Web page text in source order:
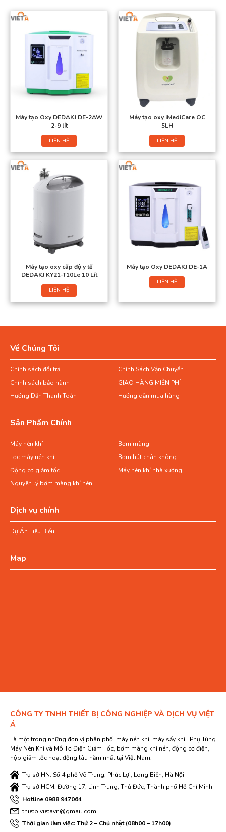
Máy tạo Oxy DEDAKJ DE-2AW
2-9 lít
LIÊN HỆ
Máy tạo oxy iMediCare OC
5LH
LIÊN HỆ
Máy tạo oxy cấp độ y tế
DEDAKJ KY21-T10Le 10 Lít
LIÊN HỆ
Máy tạo Oxy DEDAKJ DE-1A
LIÊN HỆ
Về Chúng Tôi
Chính sách đổi trả
Chính Sách Vận Chuyển
Chính sách bảo hành
GIAO HÀNG MIỄN PHÍ
Hướng Dẫn Thanh Toán
Hướng dẫn mua hàng
Sản Phẩm Chính
Máy nén khí
Bơm màng
Lọc máy nén khí
Bơm hút chân không
Động cơ giảm tốc
Máy nén khí nhà xưởng
Nguyên lý bơm màng khí nén
Dịch vụ chính
Dự Án Tiêu Biểu
Map
CÔNG TY TNHH THIẾT BỊ CÔNG NGHIỆP VÀ DỊCH VỤ VIỆT
Á
Là một trong những đơn vị phân phối máy nén khí, máy sấy khí, Phụ Tùng
Máy Nén Khí và Mô Tơ Điện Giảm Tốc, bơm màng khí nén, động cơ điện,
hộp giảm tốc hoạt động lâu năm nhất tại Việt Nam.
Trụ sở HN: Số 4 phố Võ Trung, Phúc Lợi, Long Biên, Hà Nội
Trụ sở HCM: Đường 17, Linh Trung, Thủ Đức, Thành phố Hồ Chí Minh
Hotline 0988 947064
thietbivietavn@gmail.com
Thời gian làm việc: Thứ 2 – Chủ nhật (08h00 – 17h00)